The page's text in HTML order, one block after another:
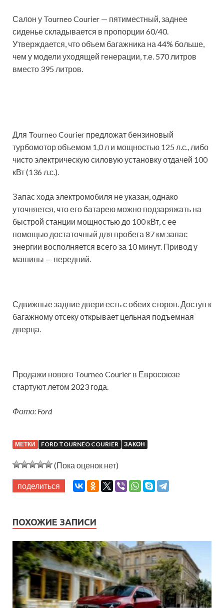
Салон у Tourneo Courier — пятиместный, заднее
сиденье складывается в пропорции 60/40.
Утверждается, что объем багажника на 44% больше,
чем у модели уходящей генерации, т.е. 570 литров
вместо 395 литров.
Для Tourneo Courier предложат бензиновый
турбомотор объемом 1,0 л и мощностью 125 л.с., либо
чисто электрическую силовую установку отдачей 100
кВт (136 л.с.).
Запас хода электромобиля не указан, однако
уточняется, что его батарею можно подзаряжать на
быстрой станции мощностью до 100 кВт, с ее
помощью достаточный для пробега 87 км запас
энергии восполняется всего за 10 минут. Привод у
машины — передний.
Сдвижные задние двери есть с обеих сторон. Доступ к
багажному отсеку открывает цельная подъемная
дверца.
Продажи нового Tourneo Courier в Евросоюзе
стартуют летом 2023 года.
Фото: Ford
МЕТКИ FORD TOURNEO COURIER ЗАКОН
(Пока оценок нет)
поделиться
ПОХОЖИЕ ЗАПИСИ